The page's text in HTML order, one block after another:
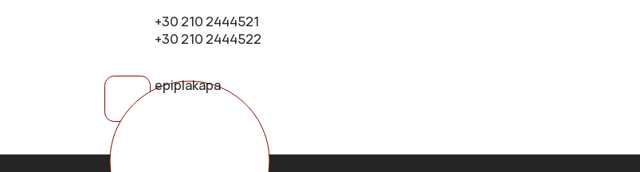
+30 210 2444521
+30 210 2444522
epiplakapa